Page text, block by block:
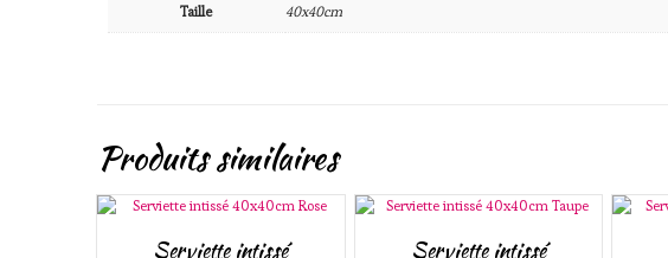
Taille 40x40cm
Produits similaires
Serviette intissé Serviette intissé